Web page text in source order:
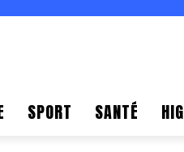
SPORT SANTÉ